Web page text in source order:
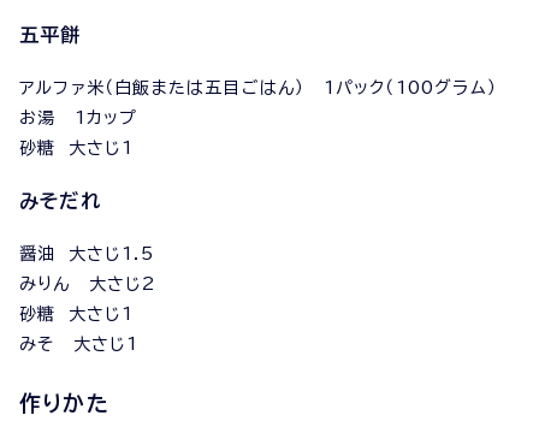
五平餅
アルファ米（白飯または五目ごはん） 1パック（100グラム）
お湯 1カップ
砂糖 大さじ1
みそだれ
醤油 大さじ1.5
みりん 大さじ2
砂糖 大さじ1
みそ 大さじ1
作りかた